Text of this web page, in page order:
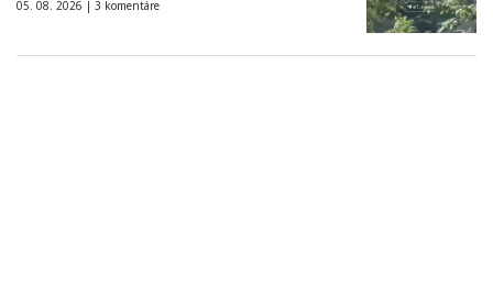
05. 08. 2026 | 3 komentáre